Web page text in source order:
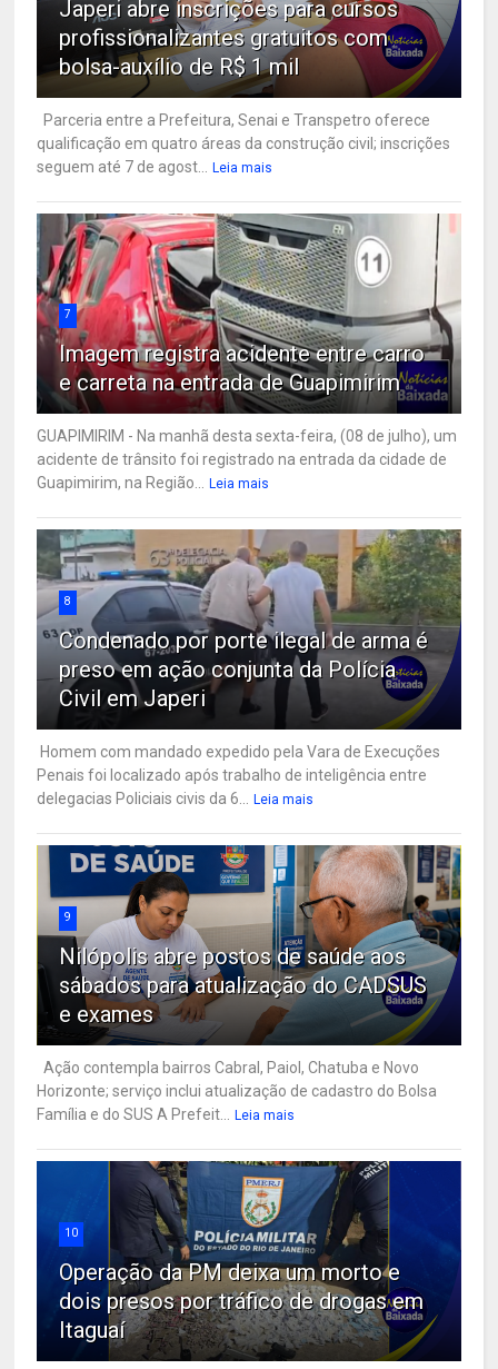
Japeri abre inscrições para cursos
profissionalizantes gratuitos com
bolsa-auxílio de R$ 1 mil
Parceria entre a Prefeitura, Senai e Transpetro oferece
qualificação em quatro áreas da construção civil; inscrições
seguem até 7 de agost...
Leia mais
7
Imagem registra acidente entre carro
e carreta na entrada de Guapimirim
GUAPIMIRIM - Na manhã desta sexta-feira, (08 de julho), um
acidente de trânsito foi registrado na entrada da cidade de
Guapimirim, na Região...
Leia mais
8
Condenado por porte ilegal de arma é
preso em ação conjunta da Polícia
Civil em Japeri
Homem com mandado expedido pela Vara de Execuções
Penais foi localizado após trabalho de inteligência entre
delegacias Policiais civis da 6...
Leia mais
9
Nilópolis abre postos de saúde aos
sábados para atualização do CADSUS
e exames
Ação contempla bairros Cabral, Paiol, Chatuba e Novo
Horizonte; serviço inclui atualização de cadastro do Bolsa
Família e do SUS A Prefeit...
Leia mais
10
Operação da PM deixa um morto e
dois presos por tráfico de drogas em
Itaguaí